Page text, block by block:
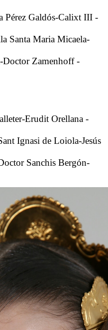
Pérez Galdós-Calixt III -
Santa Maria Micaela-
Zamenhoff -
Erudit Orellana -
Ignasi de Loiola-Jesús
Sanchis Bergón-